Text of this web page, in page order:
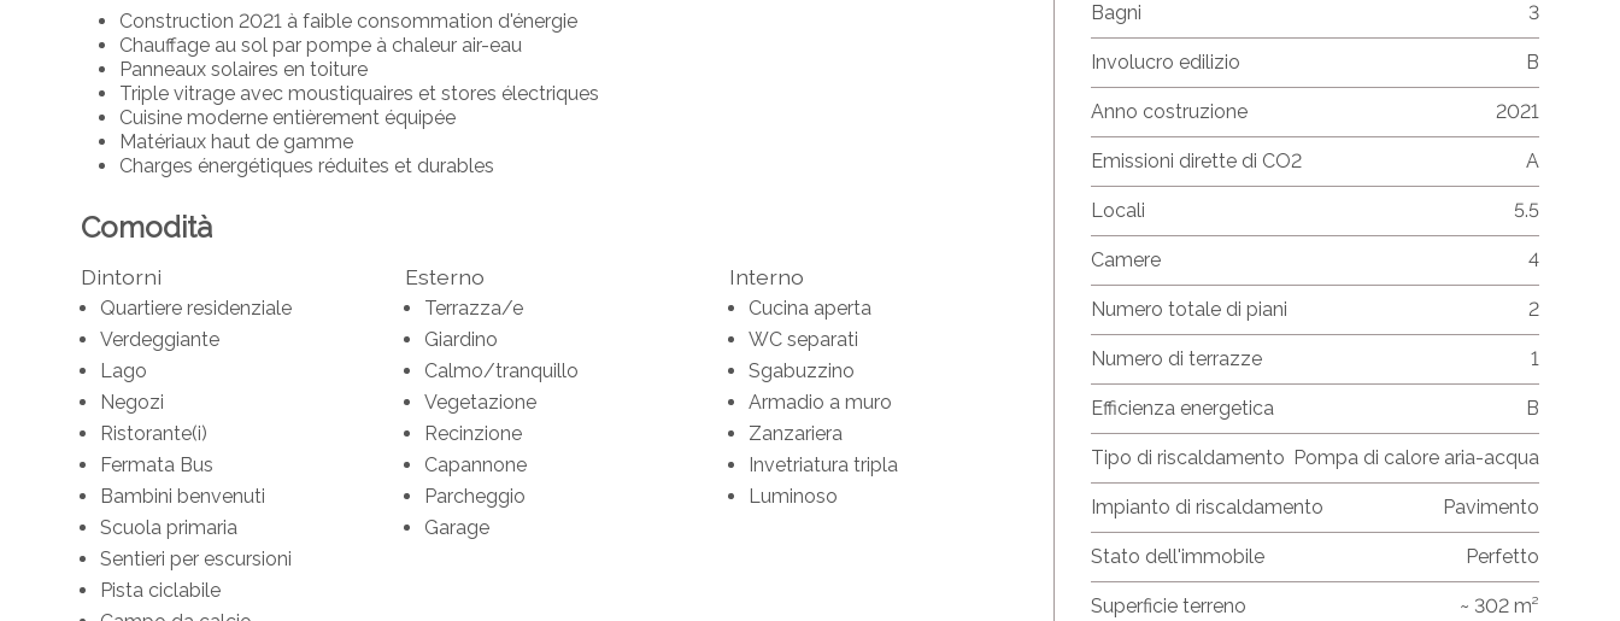
Construction 2021 à faible consommation d'énergie
Chauffage au sol par pompe à chaleur air-eau
Panneaux solaires en toiture
Triple vitrage avec moustiquaires et stores électriques
Cuisine moderne entièrement équipée
Matériaux haut de gamme
Charges énergétiques réduites et durables
Comodità
Dintorni
Quartiere residenziale
Verdeggiante
Lago
Negozi
Ristorante(i)
Fermata Bus
Bambini benvenuti
Scuola primaria
Sentieri per escursioni
Pista ciclabile
Esterno
Terrazza/e
Giardino
Calmo/tranquillo
Vegetazione
Recinzione
Capannone
Parcheggio
Garage
Interno
Cucina aperta
WC separati
Sgabuzzino
Armadio a muro
Zanzariera
Invetriatura tripla
Luminoso
Bagni 3
Involucro edilizio B
Anno costruzione 2021
Emissioni dirette di CO2 A
Locali 5.5
Camere 4
Numero totale di piani 2
Numero di terrazze 1
Efficienza energetica B
Tipo di riscaldamento Pompa di calore aria-acqua
Impianto di riscaldamento Pavimento
Stato dell'immobile Perfetto
Superficie terreno ~ 302 m²